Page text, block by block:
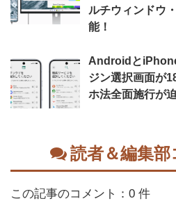
ルチウィンドウ
能！
Androidと
ジン選択画面が
ホ法全面施行が
読者＆編集
この記事のコメント：0 件